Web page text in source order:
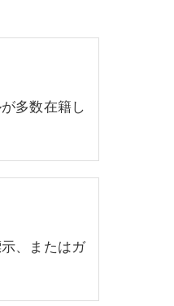
多数在籍し
、またはガ